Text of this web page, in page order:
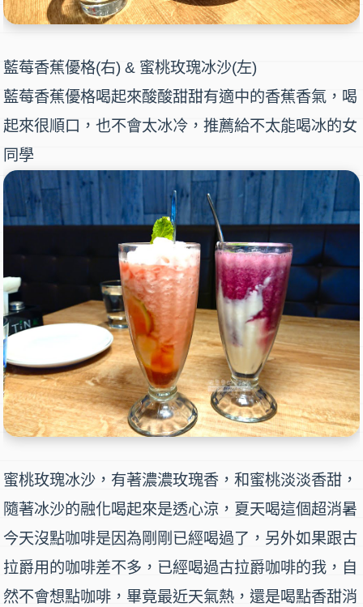
藍莓香蕉優格(右) & 蜜桃玫瑰冰沙(左)
藍莓香蕉優格喝起來酸酸甜甜有適中的香蕉香氣，喝
起來很順口，也不會太冰冷，推薦給不太能喝冰的女
同學
蜜桃玫瑰冰沙 ，有著濃濃玫瑰香，和蜜桃淡淡香甜，
隨著冰沙的融化喝起來是透心涼，夏天喝這個超消暑
今天沒點咖啡是因為剛剛已經喝過了，另外如果跟古
拉爵用的咖啡差不多，已經喝過古拉爵咖啡的我，自
然不會想點咖啡，畢竟最近天氣熱，還是喝點香甜消